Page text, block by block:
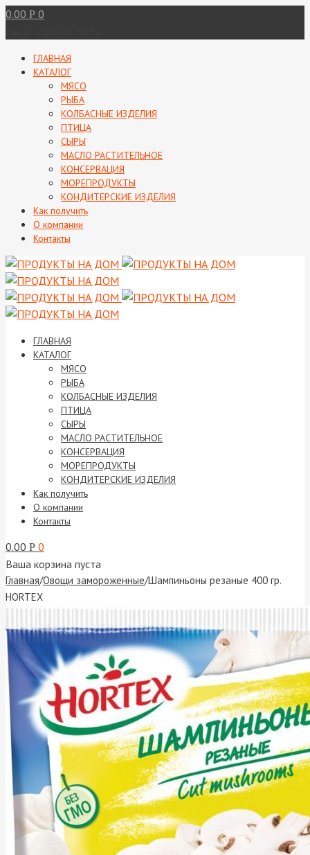
0.00 Р 0
ГЛАВНАЯ
КАТАЛОГ
МЯСО
РЫБА
КОЛБАСНЫЕ ИЗДЕЛИЯ
ПТИЦА
СЫРЫ
МАСЛО РАСТИТЕЛЬНОЕ
КОНСЕРВАЦИЯ
МОРЕПРОДУКТЫ
КОНДИТЕРСКИЕ ИЗДЕЛИЯ
Как получить
О компании
Контакты
ГЛАВНАЯ
КАТАЛОГ
МЯСО
РЫБА
КОЛБАСНЫЕ ИЗДЕЛИЯ
ПТИЦА
СЫРЫ
МАСЛО РАСТИТЕЛЬНОЕ
КОНСЕРВАЦИЯ
МОРЕПРОДУКТЫ
КОНДИТЕРСКИЕ ИЗДЕЛИЯ
Как получить
О компании
Контакты
0.00 Р 0
Ваша корзина пуста
Главная/Овощи замороженные/Шампиньоны резаные 400 гр.
HORTEX